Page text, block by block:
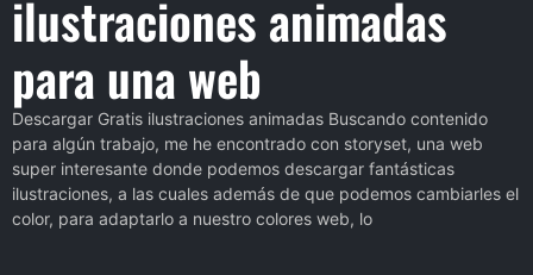
ilustraciones animadas
para una web
Descargar Gratis ilustraciones animadas Buscando contenido
para algún trabajo, me he encontrado con storyset, una web
super interesante donde podemos descargar fantásticas
ilustraciones, a las cuales además de que podemos cambiarles el
color, para adaptarlo a nuestro colores web, lo